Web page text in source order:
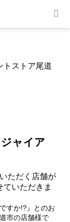
トストア尾道
ャイア
ただく店舗が
いただきま
すか!?』とのお
市の店舗様で